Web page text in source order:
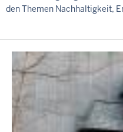
den Themen Nachhaltigkeit,